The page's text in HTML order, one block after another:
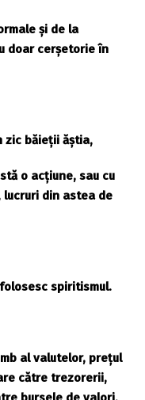
și de la
doar cerșetorie în
zic băieții ăștia,
o acțiune, sau cu
lucruri din astea de
spiritismul.
al valutelor, prețul
către trezorerii,